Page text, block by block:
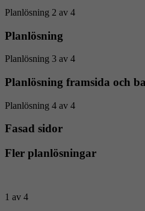
Planlösning 2 av 4
Planlösning
Planlösning 3 av 4
Planlösning framsida och
Planlösning 4 av 4
Fasad sidor
Fler planlösningar
1 av 4